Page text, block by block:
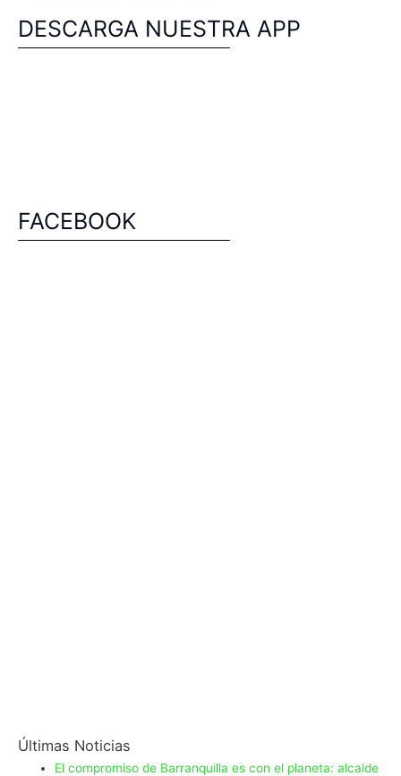
DESCARGA NUESTRA APP
FACEBOOK
Últimas Noticias
El compromiso de Barranquilla es con el planeta: alcalde